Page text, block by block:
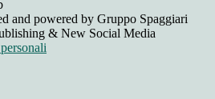
and powered by Gruppo Spaggiari
& New Social Media